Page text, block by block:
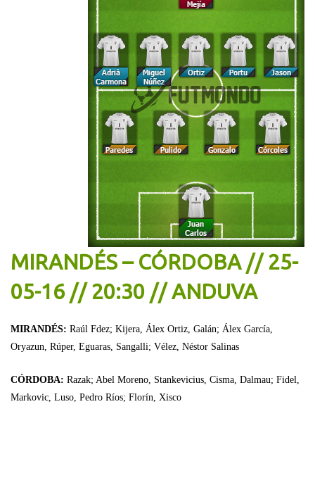
MIRANDÉS – CÓRDOBA // 25-
05-16 // 20:30 // ANDUVA
MIRANDÉS: Raúl Fdez; Kijera, Álex Ortiz, Galán; Álex García,
Oryazun, Rúper, Eguaras, Sangalli; Vélez, Néstor Salinas
CÓRDOBA: Razak; Abel Moreno, Stankevicius, Cisma, Dalmau; Fidel,
Markovic, Luso, Pedro Ríos; Florín, Xisco